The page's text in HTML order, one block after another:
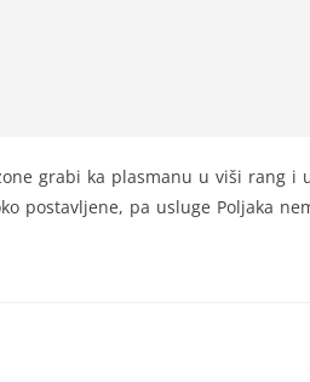
grabi ka plasmanu u viši
postavljene, pa usluge Poljaka